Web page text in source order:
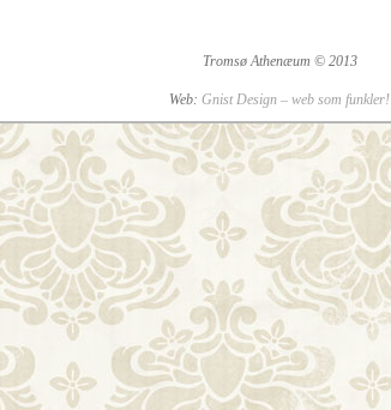
Tromsø Athenæum © 2013
Web: Gnist Design – web som funkler!